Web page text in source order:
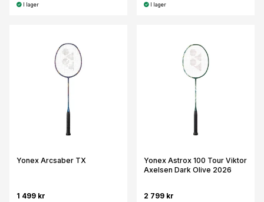
I lager I lager
Yonex Arcsaber TX
1 499 kr
Yonex Astrox 100 Tour Viktor
Axelsen Dark Olive 2026
2 799 kr